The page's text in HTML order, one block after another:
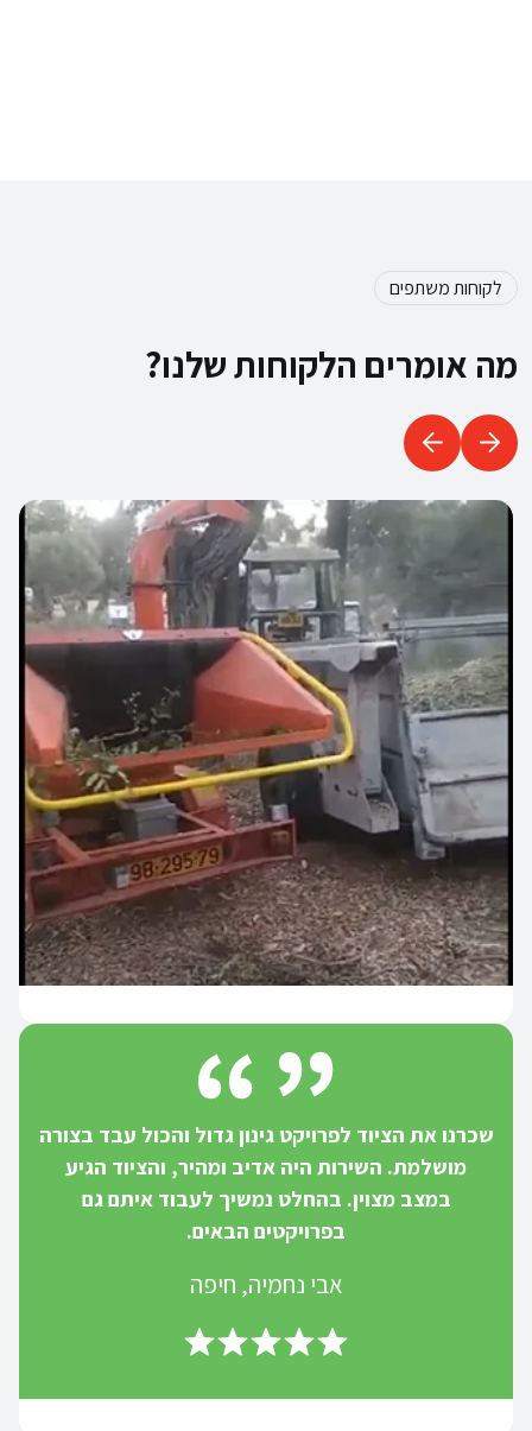
לקוחות משתפים
מה אומרים הלקוחות שלנו?
שכרנו את הציוד לפרויקט גינון גדול והכול עבד בצורה
מושלמת. השירות היה אדיב ומהיר, והציוד הגיע
במצב מצוין. בהחלט נמשיך לעבוד איתם גם
בפרויקטים הבאים.
אבי נחמיה, חיפה